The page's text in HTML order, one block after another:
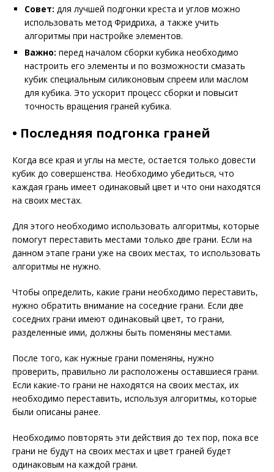
Совет: для лучшей подгонки креста и углов можно
использовать метод Фридриха, а также учить
алгоритмы при настройке элементов.
Важно: перед началом сборки кубика необходимо
настроить его элементы и по возможности смазать
кубик специальным силиконовым спреем или маслом
для кубика. Это ускорит процесс сборки и повысит
точность вращения граней кубика.
• Последняя подгонка граней
Когда все края и углы на месте, остается только довести
кубик до совершенства. Необходимо убедиться, что
каждая грань имеет одинаковый цвет и что они находятся
на своих местах.
Для этого необходимо использовать алгоритмы, которые
помогут переставить местами только две грани. Если на
данном этапе грани уже на своих местах, то использовать
алгоритмы не нужно.
Чтобы определить, какие грани необходимо переставить,
нужно обратить внимание на соседние грани. Если две
соседних грани имеют одинаковый цвет, то грани,
разделенные ими, должны быть поменяны местами.
После того, как нужные грани поменяны, нужно
проверить, правильно ли расположены оставшиеся грани.
Если какие-то грани не находятся на своих местах, их
необходимо переставить, используя алгоритмы, которые
были описаны ранее.
Необходимо повторять эти действия до тех пор, пока все
грани не будут на своих местах и цвет граней будет
одинаковым на каждой грани.